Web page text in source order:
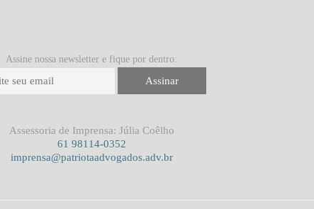
Assine nossa newsletter e fique por dentro:
Assessoria de Imprensa: Júlia Coêlho
61 98114-0352
imprensa@patriotaadvogados.adv.br